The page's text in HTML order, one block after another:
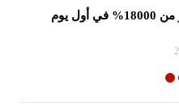
عملة ترامب المشفرة تقفز بأكثر من 18000% في أول يوم